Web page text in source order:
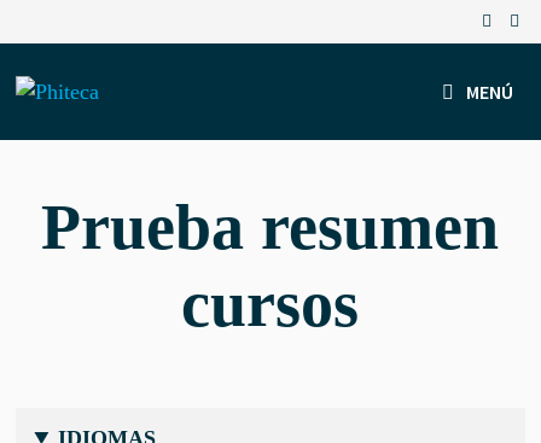
al
contenido
MENÚ
Prueba resumen
cursos
IDIOMAS